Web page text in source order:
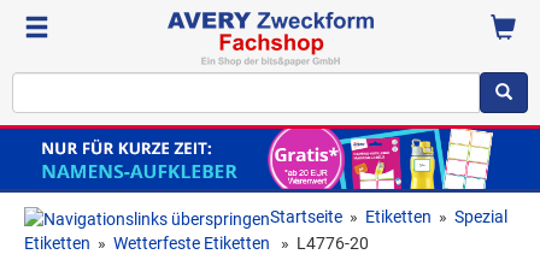
Startseite » Etiketten » Spezial
Etiketten » Wetterfeste Etiketten » L4776-20